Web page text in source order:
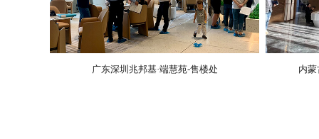
广东深圳兆邦基·端慧苑-售楼处 内蒙